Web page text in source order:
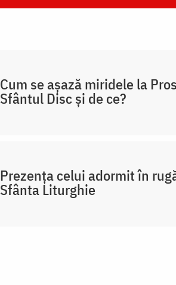
Cum se așază miridele la
Sfântul Disc și de ce?
Prezența celui adormit în
Sfânta Liturghie